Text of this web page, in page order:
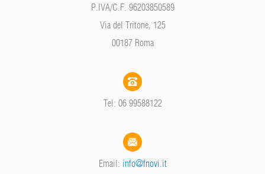
P.IVA/C.F. 96203850589
Via del Tritone, 125
00187 Roma
Tel: 06 99588122
Email: info@fnovi.it